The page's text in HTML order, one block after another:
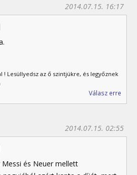
2014.07.15. 16:17
! Lesüllyedsz az ő szintjükre, és legyőznek
Válasz erre
2014.07.15. 02:55
és Neuer mellett